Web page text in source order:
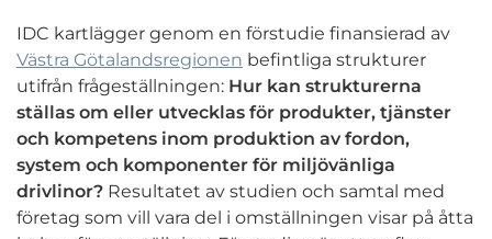
IDC kartlägger genom en förstudie finansierad av
Västra Götalandsregionen befintliga strukturer
utifrån frågeställningen: Hur kan strukturerna
ställas om eller utvecklas för produkter, tjänster
och kompetens inom produktion av fordon,
system och komponenter för miljövänliga
drivlinor? Resultatet av studien och samtal med
företag som vill vara del i omställningen visar på åtta